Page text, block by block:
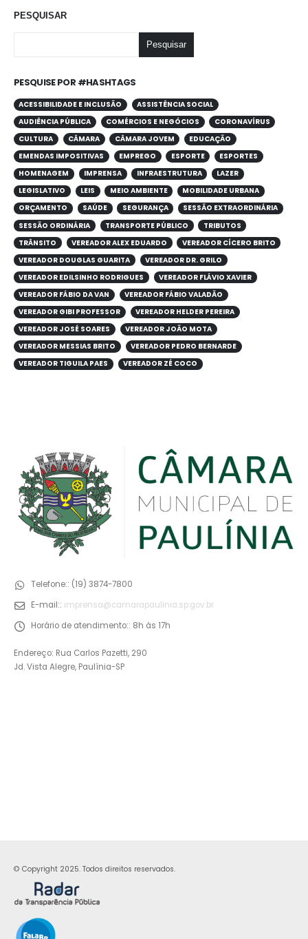
PESQUISAR
Pesquisar
PESQUISE POR #HASHTAGS
ACESSIBILIDADE E INCLUSÃO
ASSISTÊNCIA SOCIAL
AUDIÊNCIA PÚBLICA
COMÉRCIOS E NEGÓCIOS
CORONAVÍRUS
CULTURA
CÂMARA CÂMARA JOVEM
EDUCAÇÃO
EMENDAS IMPOSITIVAS
EMPREGO ESPORTE
ESPORTES
HOMENAGEM
IMPRENSA INFRAESTRUTURA
LAZER
LEGISLATIVO
LEIS MEIO AMBIENTE
MOBILIDADE URBANA
ORÇAMENTO
SAÚDE SEGURANÇA
SESSÃO EXTRAORDINÁRIA
SESSÃO ORDINÁRIA
TRANSPORTE PÚBLICO
TRIBUTOS
TRÂNSITO
VEREADOR ALEX EDUARDO
VEREADOR CÍCERO BRITO
VEREADOR DOUGLAS GUARITA
VEREADOR DR. GRILO
VEREADOR EDILSINHO RODRIGUES
VEREADOR FLÁVIO XAVIER
VEREADOR FÁBIO DA VAN
VEREADOR FÁBIO VALADÃO
VEREADOR GIBI PROFESSOR
VEREADOR HELDER PEREIRA
VEREADOR JOSÉ SOARES
VEREADOR JOÃO MOTA
VEREADOR MESSIAS BRITO
VEREADOR PEDRO BERNARDE
VEREADOR TIGUILA PAES
VEREADOR ZÉ COCO
Telefone:: (19) 3874-7800
E-mail:: imprensa@camarapaulinia.sp.gov.br
Horário de atendimento:: 8h às 17h
Endereço: Rua Carlos Pazetti, 290
Jd. Vista Alegre, Paulínia-SP
© Copyright 2025. Todos direitos reservados.